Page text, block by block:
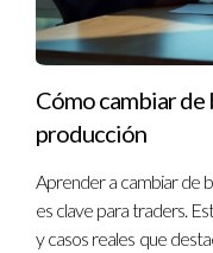
¿Un cambio me
No hay garantías. Un
pero tu esfuerzo
¿Cuánto tiempo
broker?
Cómo cambiar
producción
Aprender a cambiar de
es clave para traders.
y casos reales que